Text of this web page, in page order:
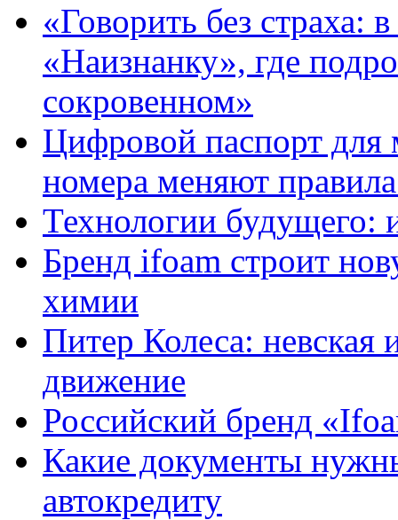
«Говорить без страха:
«Наизнанку», где
сокровенном»
Цифровой паспорт для
номера меняют
Технологии будущего:
Бренд ifoam строит
химии
Питер Колеса: невская
движение
Российский бренд
Какие документы
автокредиту